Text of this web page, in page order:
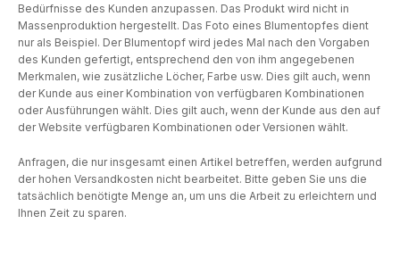
Bedürfnisse des Kunden anzupassen. Das Produkt wird nicht in
Massenproduktion hergestellt. Das Foto eines Blumentopfes dient
nur als Beispiel. Der Blumentopf wird jedes Mal nach den Vorgaben
des Kunden gefertigt, entsprechend den von ihm angegebenen
Merkmalen, wie zusätzliche Löcher, Farbe usw. Dies gilt auch, wenn
der Kunde aus einer Kombination von verfügbaren Kombinationen
oder Ausführungen wählt. Dies gilt auch, wenn der Kunde aus den auf
der Website verfügbaren Kombinationen oder Versionen wählt.
Anfragen, die nur insgesamt einen Artikel betreffen, werden aufgrund
der hohen Versandkosten nicht bearbeitet. Bitte geben Sie uns die
tatsächlich benötigte Menge an, um uns die Arbeit zu erleichtern und
Ihnen Zeit zu sparen.